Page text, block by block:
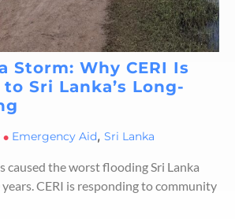
Storm: Why CERI Is
Sri Lanka’s Long-
• Emergency Aid, Sri Lanka
caused the worst flooding Sri Lanka
years. CERI is responding to community